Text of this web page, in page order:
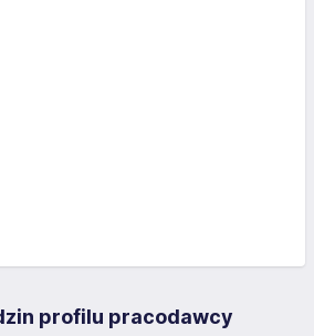
profilu pracodawcy